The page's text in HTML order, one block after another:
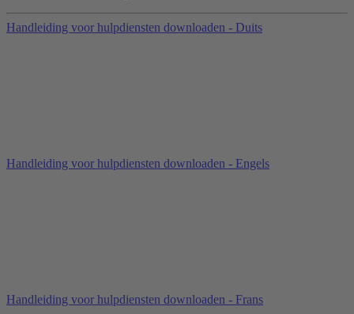
Handleiding voor hulpdiensten downloaden - Duits
Handleiding voor hulpdiensten downloaden - Engels
Handleiding voor hulpdiensten downloaden - Frans